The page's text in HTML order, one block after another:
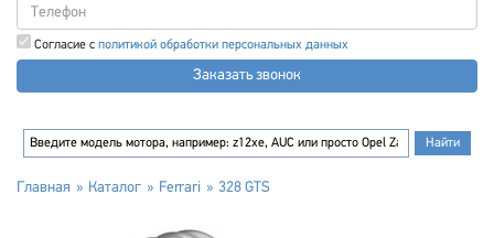
Согласие с политикой обработки персональных данных
Заказать звонок
Главная Каталог Ferrari 328 GTS